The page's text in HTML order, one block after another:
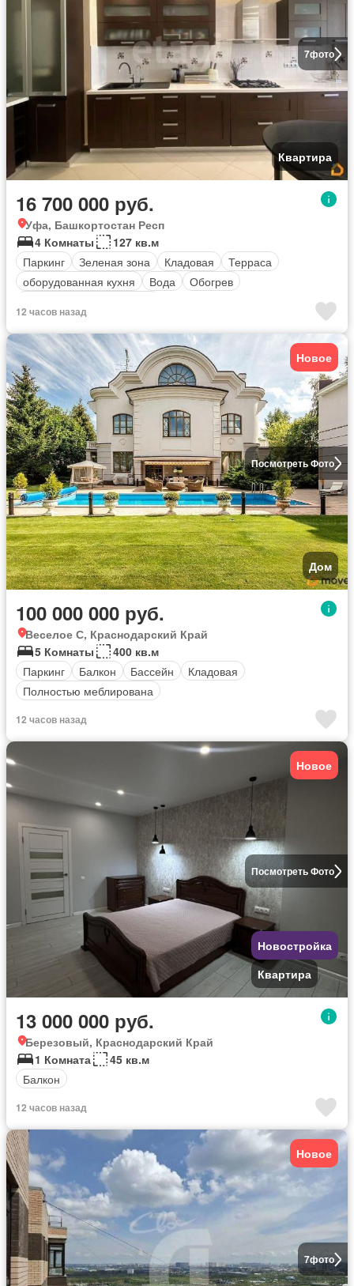
7фото
Квартира
16 700 000 руб.
Уфа, Башкортостан Респ
4 Комнаты
127 кв.м
Паркинг
Зеленая зона Кладовая
Терраса
оборудованная кухня
Вода
Обогрев
12 часов назад
Посмотреть Фото
Новое
Дом
100 000 000 руб.
Веселое С, Краснодарский Край
5 Комнаты
400 кв.м
Паркинг
Балкон Бассейн
Кладовая
Полностью меблирована
12 часов назад
Посмотреть Фото
Новое
Новостройка
Квартира
13 000 000 руб.
Березовый, Краснодарский Край
1 Комната
45 кв.м
Балкон
12 часов назад
7фото
Новое